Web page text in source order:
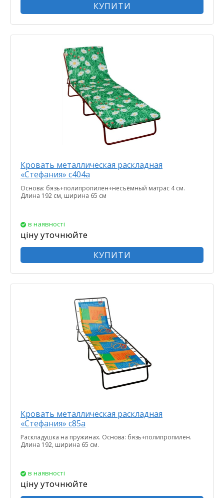
КУПИТИ
Кровать металлическая раскладная
«Стефания» с404а
Основа: бязь+полипропилен+несъёмный матрас 4 см.
Длина 192 см, ширина 65 см
в наявності
ціну уточнюйте
КУПИТИ
Кровать металлическая раскладная
«Стефания» с85а
Раскладушка на пружинах. Основа: бязь+полипропилен.
Длина 192, ширина 65 см.
в наявності
ціну уточнюйте